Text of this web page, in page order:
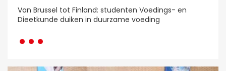
Van Brussel tot Finland: studenten Voedings- en
Dieetkunde duiken in duurzame voeding
···